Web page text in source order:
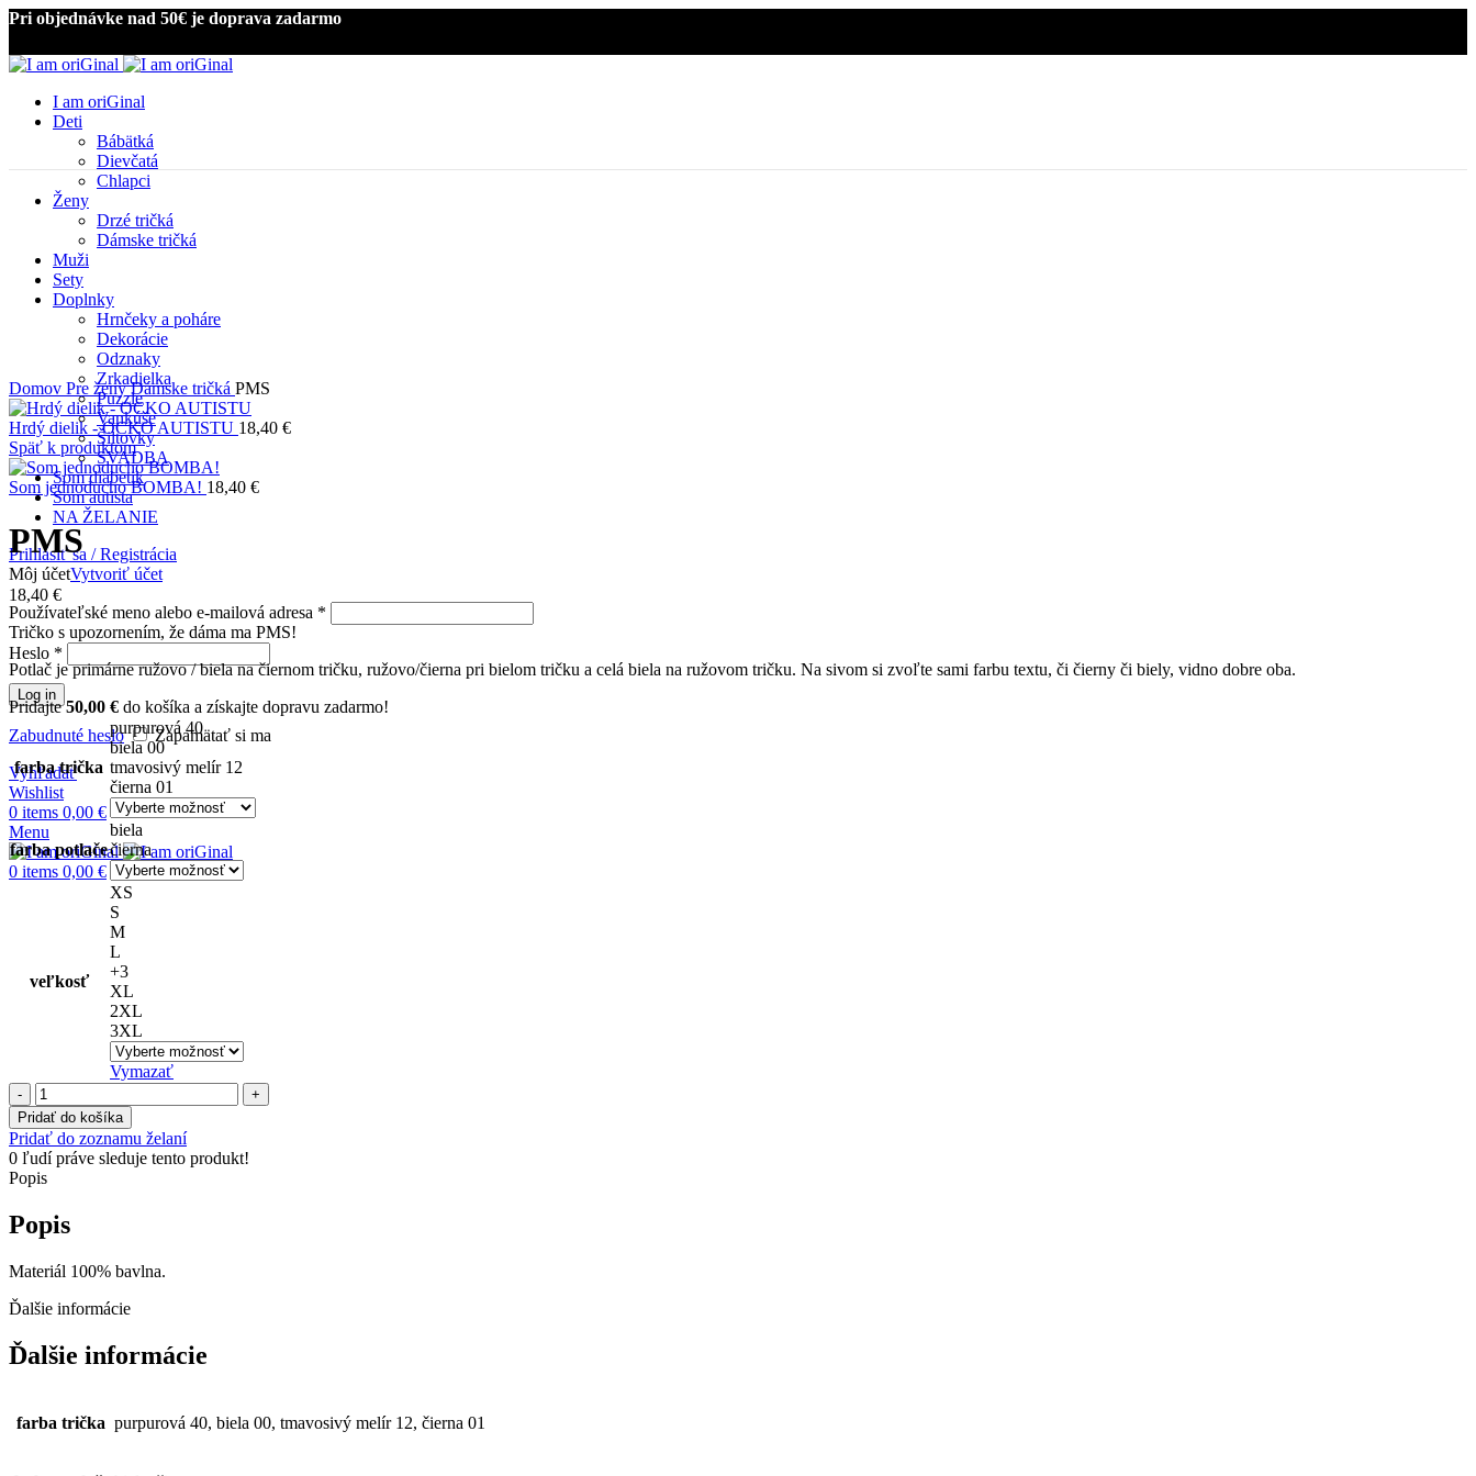
Pri objednávke nad 50€ je doprava zadarmo
I am oriGinal
Deti
Bábätká
Dievčatá
Chlapci
Ženy
Drzé tričká
Dámske tričká
Muži
Sety
Doplnky
Hrnčeky a poháre
Dekorácie
Odznaky
Zrkadielka
Puzzle
Vankúše
Šiltovky
SVADBA
Som diabetik
Som autista
NA ŽELANIE
Prihlásiť sa / Registrácia
Môj účetVytvoriť účet
Používateľské meno alebo e-mailová adresa *
Heslo *
Log in
Zabudnuté heslo
Zapamätať si ma
Vyhľadať
Wishlist
0 items 0,00 €
Menu
0 items 0,00 €
Kliknite pre zväčšenie
Domov Pre ženyDámske tričká PMS
Hrdý dielik - OCKO AUTISTU 18,40 €
Späť k produktom
Som jednoducho BOMBA! 18,40 €
PMS
18,40 €
Tričko s upozornením, že dáma ma PMS!
Potlač je primárne ružovo / biela na čiernom tričku, ružovo/čierna pri bielom tričku a celá biela na ružovom tričku. Na sivom si zvoľte sami farbu textu, či čierny či biely, vidno dobre oba.
Pridajte50,00 € do košíka a získajte dopravu zadarmo!
farba trička
purpurová 40
biela 00
tmavosivý melír 12
čierna 01
farba potlače
biela
čierna
veľkosť
XS
S
M
L
+3
XL
2XL
3XL
Vymazať
množstvo
PMS
Pridať do košíka
Pridať do zoznamu želaní
0 ľudí práve sleduje tento produkt!
Popis
Popis
Materiál 100% bavlna.
Ďalšie informácie
Ďalšie informácie
farba trička purpurová 40, biela 00, tmavosivý melír 12, čierna 01